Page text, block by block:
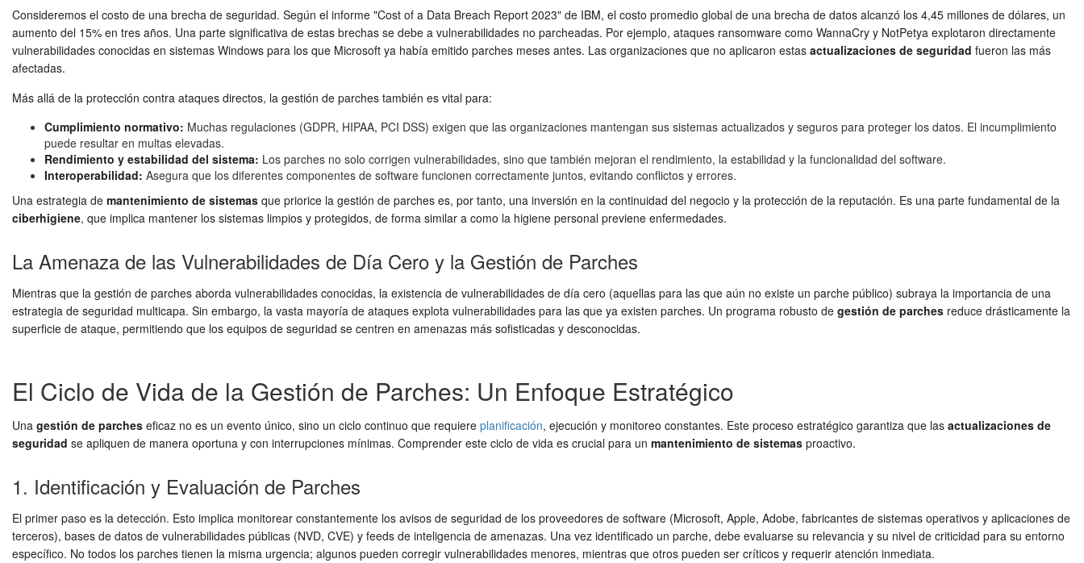
Consideremos el costo de una brecha de seguridad. Según el informe "Cost of a Data Breach Report 2023" de IBM, el costo promedio global de una brecha de datos alcanzó los 4,45 millones de dólares, un
aumento del 15% en tres años. Una parte significativa de estas brechas se debe a vulnerabilidades no parcheadas. Por ejemplo, ataques ransomware como WannaCry y NotPetya explotaron directamente
vulnerabilidades conocidas en sistemas Windows para los que Microsoft ya había emitido parches meses antes. Las organizaciones que no aplicaron estas actualizaciones de seguridad fueron las más
afectadas.
Más allá de la protección contra ataques directos, la gestión de parches también es vital para:
Cumplimiento normativo: Muchas regulaciones (GDPR, HIPAA, PCI DSS) exigen que las organizaciones mantengan sus sistemas actualizados y seguros para proteger los datos. El incumplimiento
puede resultar en multas elevadas.
Rendimiento y estabilidad del sistema: Los parches no solo corrigen vulnerabilidades, sino que también mejoran el rendimiento, la estabilidad y la funcionalidad del software.
Interoperabilidad: Asegura que los diferentes componentes de software funcionen correctamente juntos, evitando conflictos y errores.
Una estrategia de mantenimiento de sistemas que priorice la gestión de parches es, por tanto, una inversión en la continuidad del negocio y la protección de la reputación. Es una parte fundamental de la
ciberhigiene, que implica mantener los sistemas limpios y protegidos, de forma similar a como la higiene personal previene enfermedades.
La Amenaza de las Vulnerabilidades de Día Cero y la Gestión de Parches
Mientras que la gestión de parches aborda vulnerabilidades conocidas, la existencia de vulnerabilidades de día cero (aquellas para las que aún no existe un parche público) subraya la importancia de una
estrategia de seguridad multicapa. Sin embargo, la vasta mayoría de ataques explota vulnerabilidades para las que ya existen parches. Un programa robusto de gestión de parches reduce drásticamente la
superficie de ataque, permitiendo que los equipos de seguridad se centren en amenazas más sofisticadas y desconocidas.
El Ciclo de Vida de la Gestión de Parches: Un Enfoque Estratégico
Una gestión de parches eficaz no es un evento único, sino un ciclo continuo que requiere planificación, ejecución y monitoreo constantes. Este proceso estratégico garantiza que las actualizaciones de
seguridad se apliquen de manera oportuna y con interrupciones mínimas. Comprender este ciclo de vida es crucial para un mantenimiento de sistemas proactivo.
1. Identificación y Evaluación de Parches
El primer paso es la detección. Esto implica monitorear constantemente los avisos de seguridad de los proveedores de software (Microsoft, Apple, Adobe, fabricantes de sistemas operativos y aplicaciones de
terceros), bases de datos de vulnerabilidades públicas (NVD, CVE) y feeds de inteligencia de amenazas. Una vez identificado un parche, debe evaluarse su relevancia y su nivel de criticidad para su entorno
específico. No todos los parches tienen la misma urgencia; algunos pueden corregir vulnerabilidades menores, mientras que otros pueden ser críticos y requerir atención inmediata.